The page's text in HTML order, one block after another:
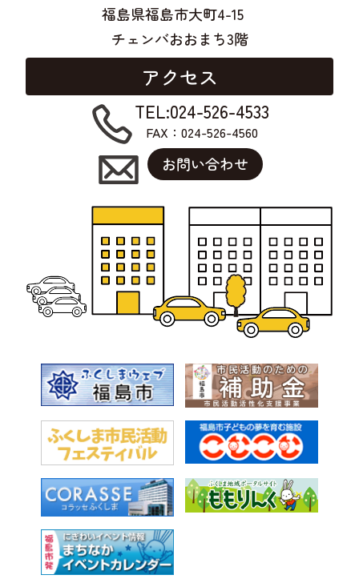
福島県福島市大町4-15
チェンバおおまち3階
アクセス
TEL:024-526-4533
FAX：024-526-4560
お問い合わせ